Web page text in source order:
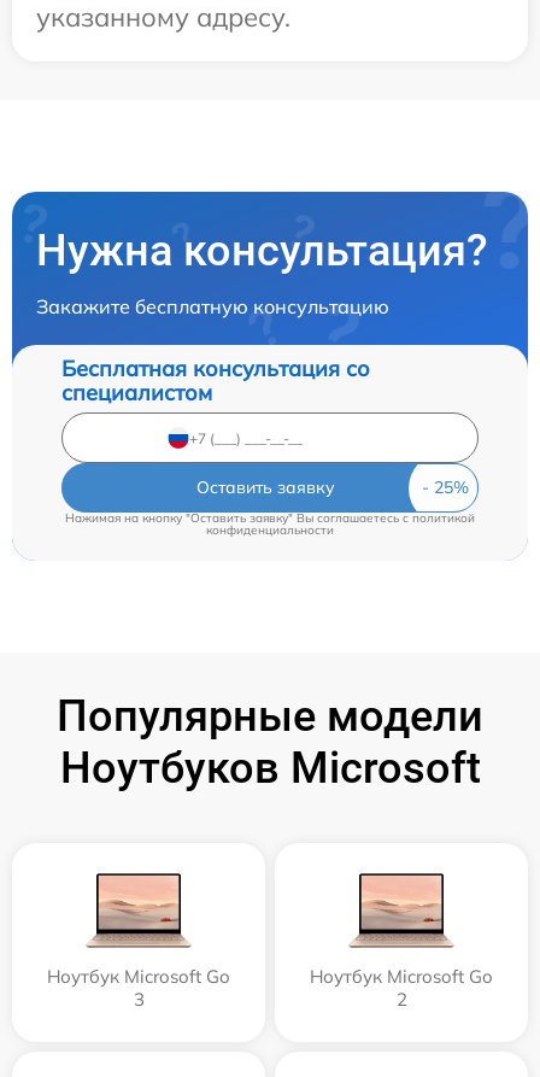
указанному адресу.
Нужна консультация?
Закажите бесплатную консультацию
Бесплатная консультация со
специалистом
Оставить заявку
Нажимая на кнопку "Оставить заявку" Вы соглашаетесь c политикой
конфиденциальности
Популярные модели
Ноутбуков Microsoft
Ноутбук Microsoft Go
3
Ноутбук Microsoft Go
2